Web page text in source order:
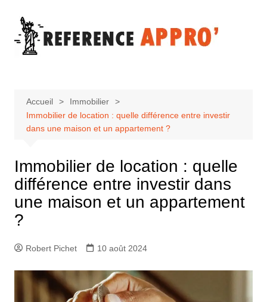
contenu
Accueil
Immobilier
Immobilier de location : quelle différence entre investir
dans une maison et un appartement ?
Immobilier de location : quelle
différence entre investir dans
une maison et un appartement
?
Robert Pichet 10 août 2024